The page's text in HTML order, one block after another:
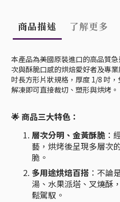
商品描述 了解更多
本產品為美國原裝進口的高品質
次與酥脆口感的烘焙愛好者及專
吋長方形片狀規格，厚度 1/8 吋
解凍即可直接裁切、塑形與烘烤。
🌟 商品三大特色：
層次分明、金黃酥脆 ：
藝，烘烤後呈現多層次
脆。
多用途烘焙百搭 ：不論
湯、水果派塔、叉燒酥
鬆駕馭。